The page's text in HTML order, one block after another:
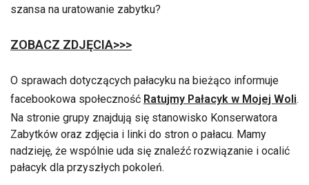
szansa na uratowanie zabytku?
ZOBACZ ZDJĘCIA>>>
O sprawach dotyczących pałacyku na bieżąco informuje
facebookowa społeczność Ratujmy Pałacyk w Mojej Woli.
Na stronie grupy znajdują się stanowisko Konserwatora
Zabytków oraz zdjęcia i linki do stron o pałacu. Mamy
nadzieję, że wspólnie uda się znaleźć rozwiązanie i ocalić
pałacyk dla przyszłych pokoleń.